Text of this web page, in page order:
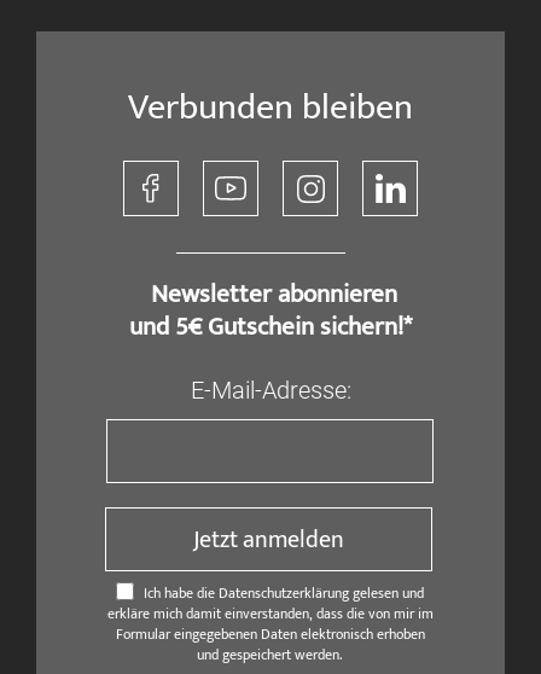
Verbunden bleiben
​ Newsletter abonnieren
und 5€ Gutschein sichern!*
E-Mail-Adresse:
Jetzt anmelden
Ich habe die Datenschutzerklärung gelesen und
erkläre mich damit einverstanden, dass die von mir im
Formular eingegebenen Daten elektronisch erhoben
und gespeichert werden.